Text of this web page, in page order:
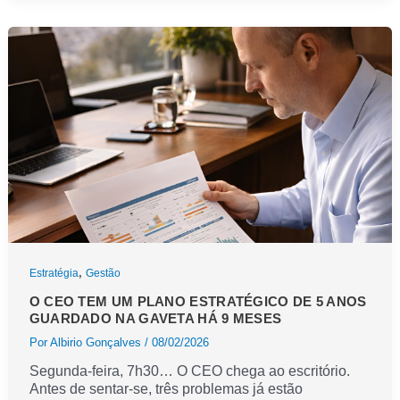
uma
padaria
bairro
têm
em
comum?
Estratégia, Gestão
O CEO TEM UM PLANO ESTRATÉGICO DE 5 ANOS
GUARDADO NA GAVETA HÁ 9 MESES
PorAlbirio Gonçalves / 08/02/2026
Segunda-feira, 7h30… O CEO chega ao escritório.
Antes de sentar-se, três problemas já estão